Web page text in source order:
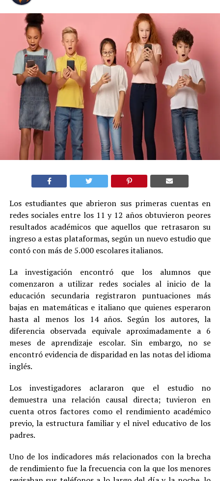
Los estudiantes que abrieron sus primeras cuentas en
redes sociales entre los 11 y 12 años obtuvieron peores
resultados académicos que aquellos que retrasaron su
ingreso a estas plataformas, según un nuevo estudio que
contó con más de 5.000 escolares italianos.
La investigación encontró que los alumnos que
comenzaron a utilizar redes sociales al inicio de la
educación secundaria registraron puntuaciones más
bajas en matemáticas e italiano que quienes esperaron
hasta al menos los 14 años. Según los autores, la
diferencia observada equivale aproximadamente a 6
meses de aprendizaje escolar. Sin embargo, no se
encontró evidencia de disparidad en las notas del idioma
inglés.
Los investigadores aclararon que el estudio no
demuestra una relación causal directa; tuvieron en
cuenta otros factores como el rendimiento académico
previo, la estructura familiar y el nivel educativo de los
padres.
Uno de los indicadores más relacionados con la brecha
de rendimiento fue la frecuencia con la que los menores